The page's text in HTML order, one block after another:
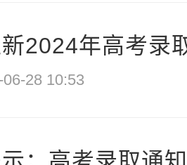
2024年高考录
06-28 10:53